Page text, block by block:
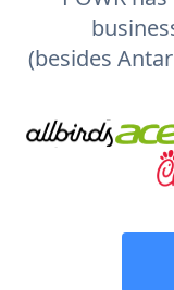
(besides